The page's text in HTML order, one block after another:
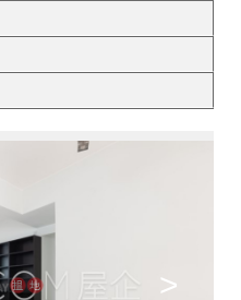
>